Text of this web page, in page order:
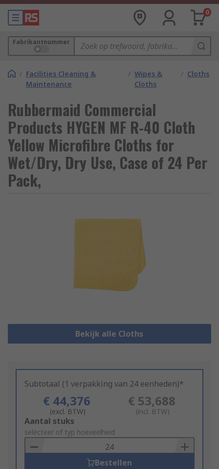
0
Fabrikantnummer
/ Facilities Cleaning &
Maintenance
/ Wipes &
Cloths
/ Cloths
Rubbermaid Commercial
Products HYGEN MF R-40 Cloth
Yellow Microfibre Cloths for
Wet/Dry, Dry Use, Case of 24 Per
Pack,
Bekijk alle Cloths
Subtotaal (1 verpakking van 24 eenheden)*
€ 44,376
(excl. BTW)
€ 53,688
(incl. BTW)
Add
to
Basket
Aantal stuks
selecteer of typ hoeveelheid
Bestellen